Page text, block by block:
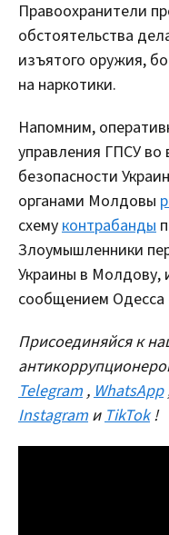
Правоохранители
обстоятельства
изъятого оружия,
на наркотики.
Напомним,
управления ГПСУ
безопасности
органами Молдовы
схемуконтрабанды
Злоумышленники
Украины в Молдову,
сообщением
Присоединяйся к
Telegram ,WhatsApp
Instagram иTikTok !